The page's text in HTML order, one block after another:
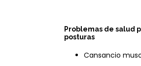
Problemas de salud
posturas
Cansancio